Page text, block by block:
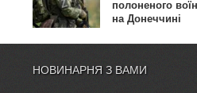
полоненого
на Донеччині
НОВИНАРНЯ З ВАМИ